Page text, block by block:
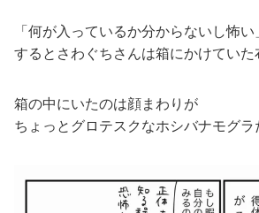
「何が入っているか分からないし怖い
するとさわぐちさんは箱にかけていた
箱の中にいたのは顔まわりが
ちょっとグロテスクなホシバナモグラ